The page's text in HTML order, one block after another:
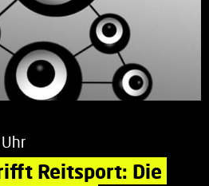
Reitsport: Die